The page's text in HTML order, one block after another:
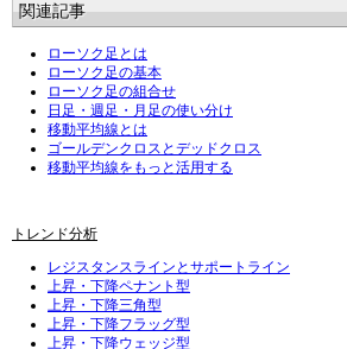
関連記事
ローソク足とは
ローソク足の基本
ローソク足の組合せ
日足・週足・月足の使い分け
移動平均線とは
ゴールデンクロスとデッドクロス
移動平均線をもっと活用する
トレンド分析
レジスタンスラインとサポートライン
上昇・下降ペナント型
上昇・下降三角型
上昇・下降フラッグ型
上昇・下降ウェッジ型